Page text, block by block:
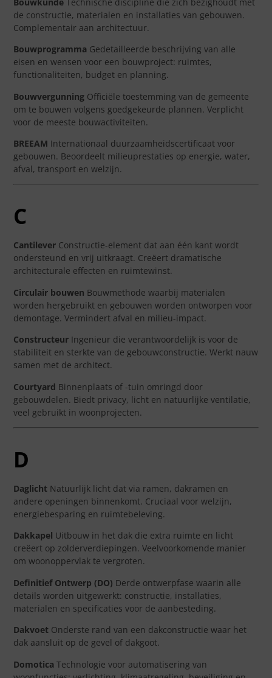
de constructie, materialen en installaties van gebouwen.
Complementair aan architectuur.
Bouwprogramma Gedetailleerde beschrijving van alle
eisen en wensen voor een bouwproject: ruimtes,
functionaliteiten, budget en planning.
Bouwvergunning Officiële toestemming van de gemeente
om te bouwen volgens goedgekeurde plannen. Verplicht
voor de meeste bouwactiviteiten.
BREEAM Internationaal duurzaamheidscertificaat voor
gebouwen. Beoordeelt milieuprestaties op energie, water,
afval, transport en welzijn.
C
Cantilever Constructie-element dat aan één kant wordt
ondersteund en vrij uitkraagt. Creëert dramatische
architecturale effecten en ruimtewinst.
Circulair bouwen Bouwmethode waarbij materialen
worden hergebruikt en gebouwen worden ontworpen voor
demontage. Vermindert afval en milieu-impact.
Constructeur Ingenieur die verantwoordelijk is voor de
stabiliteit en sterkte van de gebouwconstructie. Werkt nauw
samen met de architect.
Courtyard Binnenplaats of -tuin omringd door
gebouwdelen. Biedt privacy, licht en natuurlijke ventilatie,
veel gebruikt in woonprojecten.
D
Daglicht Natuurlijk licht dat via ramen, dakramen en
andere openingen binnenkomt. Cruciaal voor welzijn,
energiebesparing en ruimtebeleving.
Dakkapel Uitbouw in het dak die extra ruimte en licht
creëert op zolderverdiepingen. Veelvoorkomende manier
om woonoppervlak te vergroten.
Definitief Ontwerp (DO) Derde ontwerpfase waarin alle
details worden uitgewerkt: constructie, installaties,
materialen en specificaties voor de aanbesteding.
Dakvoet Onderste rand van een dakconstructie waar het
dak aansluit op de gevel of dakgoot.
Domotica Technologie voor automatisering van